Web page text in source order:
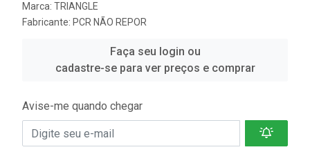
Marca: TRIANGLE
Fabricante: PCR NÃO REPOR
Faça seu login ou
cadastre-se para ver preços e comprar
Avise-me quando chegar